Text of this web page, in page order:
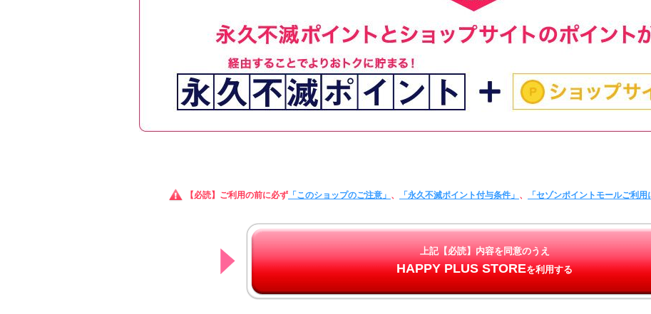
【必読】ご利用の前に必ず 「このショップのご注意」 、 「永久不滅ポイント付与条件」 、 「セゾンポイントモールご利用
上記【必読】内容を同意のうえ
HAPPY PLUS STOREを利用する